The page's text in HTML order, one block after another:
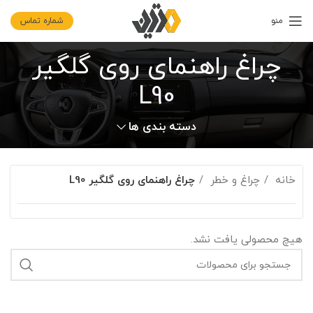
منو شماره تماس
چراغ راهنمای روی گلگیر
L90
دسته بندی ها
خانه چراغ و خطر چراغ راهنمای روی گلگیر L90
هیچ محصولی یافت نشد.